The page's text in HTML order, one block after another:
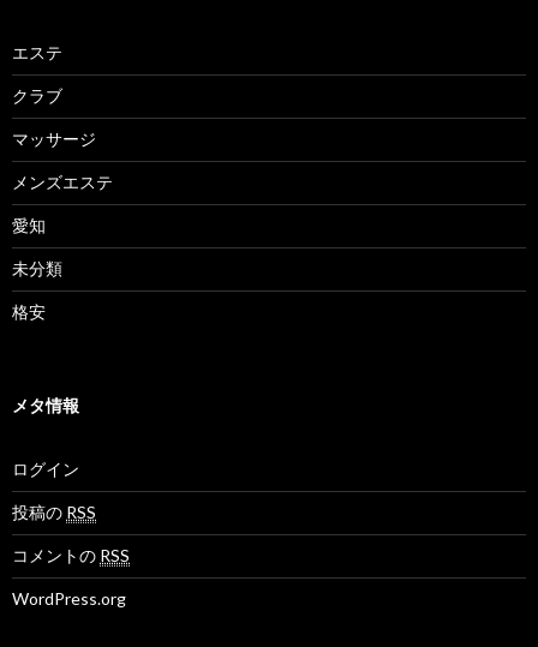
エステ
クラブ
マッサージ
メンズエステ
愛知
未分類
格安
メタ情報
ログイン
投稿の RSS
コメントの RSS
WordPress.org